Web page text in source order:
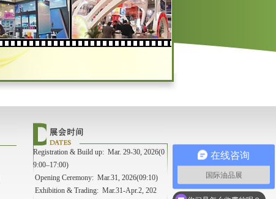
Registration & Build up: Mar. 29-30, 2026(0
9:00–17:00)
Opening Ceremony: Mar.31, 2026(09:10)
Exhibition & Trading: Mar.31-Apr.2, 202
在线咨询
国际油品展